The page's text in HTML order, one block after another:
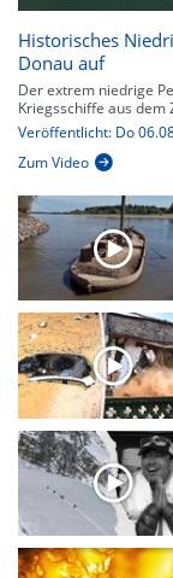
Historisches
Donau auf
Der extrem niedrige
Kriegsschiffe aus dem
Veröffentlicht: Do
Zum Video